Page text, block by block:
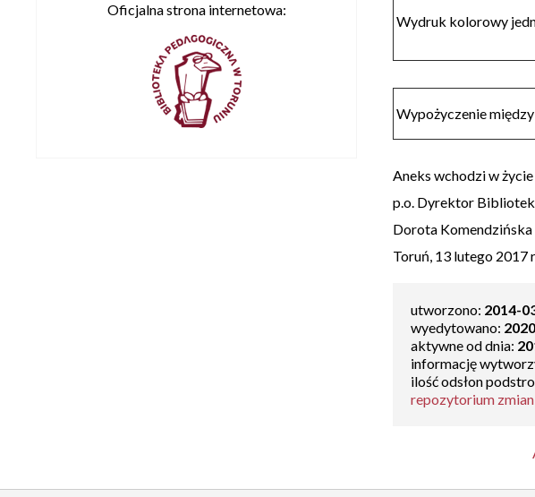
Oficjalna strona internetowa:
Wydruk kolorowy
Wypożyczenie
Aneks wchodzi w
p.o. Dyrektor
Dorota Komendzińska
Toruń, 13 lutego 2017
utworzono: 2014-
wyedytowano:
aktywne od dnia:
informację
ilość odsłon
repozytorium zmian